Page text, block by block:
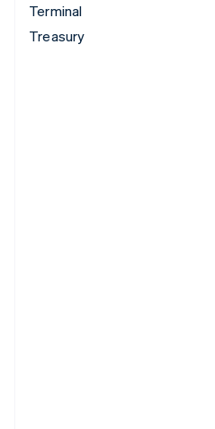
Terminal
Treasury